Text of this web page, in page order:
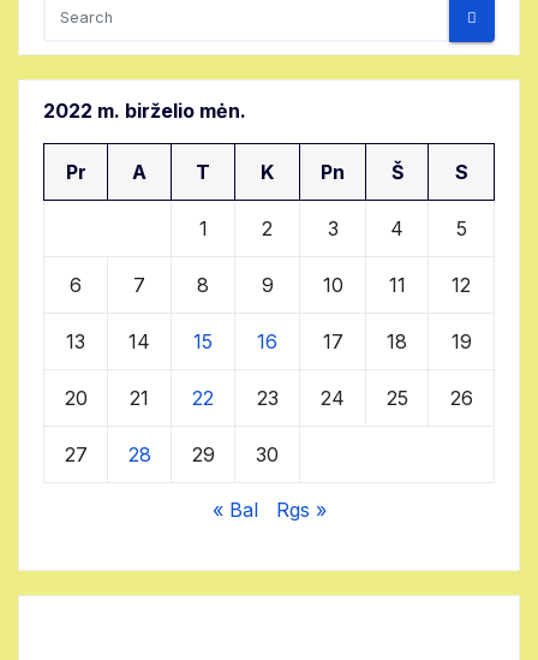
2022 m. birželio mėn.
Pr A T K Pn Š S
1 2 3 4 5
6 7 8 9 10 11 12
13 14 15 16 17 18 19
20 21 22 23 24 25 26
27 28 29 30
« Bal Rgs »